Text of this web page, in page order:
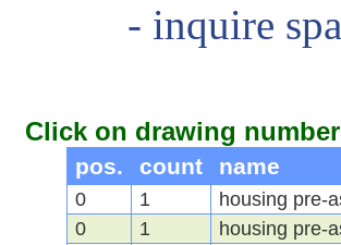
- inquire
Click on drawing
pos. count name
0 1
housing pre-
0
1
housing pre-